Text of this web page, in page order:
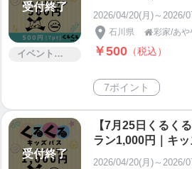
受付終了
イベント・セミナー・交流会
2026/04/20(月)～2026/
石川県 彩家/あや
￥500 （税込）
7ポイント
受付終了
【7月25日くるく
ラン1,000円｜キ
2026/04/20(月)～2026/